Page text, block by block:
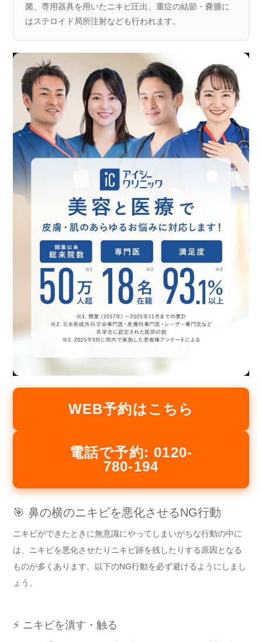
菌、専用器具を用いたニキビ圧出、重症の結節・嚢腫に
はステロイド局所注射なども行われます。
WEB予約はこちら
電話で予約: 0120-
780-194
🎯 鼻の横のニキビを悪化させるNG行動
ニキビができたときに無意識にやってしまいがちな行動の中に
は、ニキビを悪化させたりニキビ跡を残したりする原因となる
ものが多くあります。以下のNG行動を必ず避けるようにしまし
ょう。
⚡ ニキビを潰す・触る